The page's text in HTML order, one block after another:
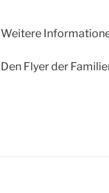
Weitere
Den Flyer der